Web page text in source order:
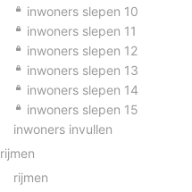
inwoners slepen 10
inwoners slepen 11
inwoners slepen 12
inwoners slepen 13
inwoners slepen 14
inwoners slepen 15
inwoners invullen
rijmen
rijmen